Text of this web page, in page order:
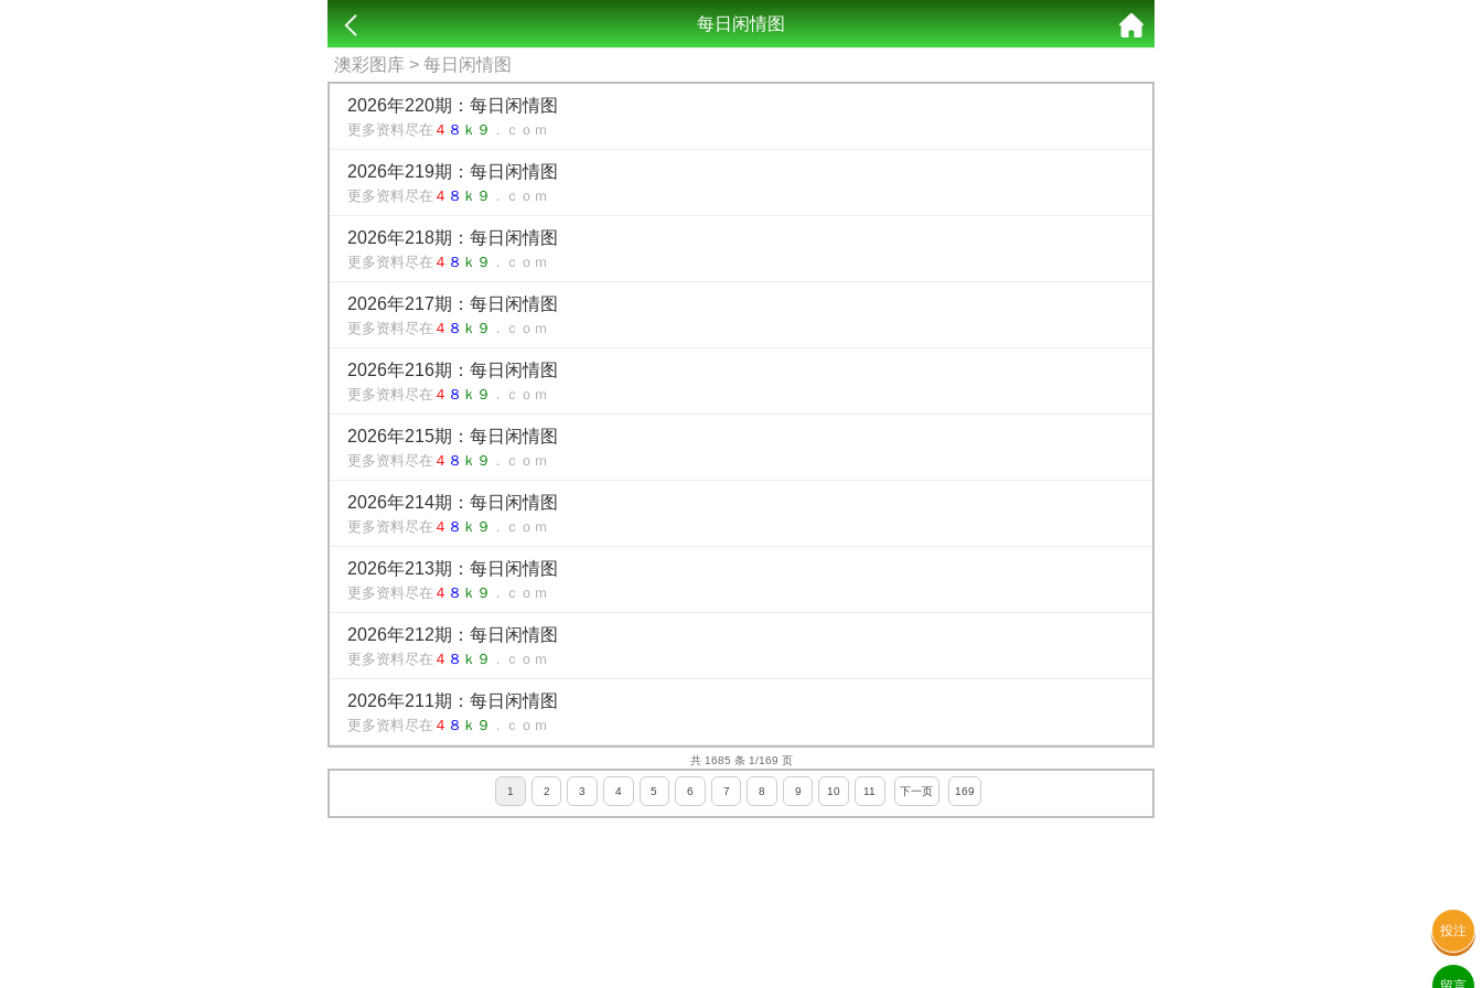
投注
每日闲情图
澳彩图库 > 每日闲情图
2026年220期：每日闲情图
更多资料尽在 ４ ８ ｋ９ ．ｃｏｍ
2026年219期：每日闲情图
更多资料尽在 ４ ８ ｋ９ ．ｃｏｍ
2026年218期：每日闲情图
更多资料尽在 ４ ８ ｋ９ ．ｃｏｍ
2026年217期：每日闲情图
更多资料尽在 ４ ８ ｋ９ ．ｃｏｍ
2026年216期：每日闲情图
更多资料尽在 ４ ８ ｋ９ ．ｃｏｍ
2026年215期：每日闲情图
更多资料尽在 ４ ８ ｋ９ ．ｃｏｍ
2026年214期：每日闲情图
更多资料尽在 ４ ８ ｋ９ ．ｃｏｍ
2026年213期：每日闲情图
更多资料尽在 ４ ８ ｋ９ ．ｃｏｍ
2026年212期：每日闲情图
更多资料尽在 ４ ８ ｋ９ ．ｃｏｍ
2026年211期：每日闲情图
更多资料尽在 ４ ８ ｋ９ ．ｃｏｍ
共 1685 条 1/169 页
1 2 3 4 5 6 7 8 9 10 11 下一页 169